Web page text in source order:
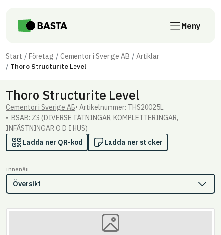
Meny
Start Företag Cementor i Sverige AB
Artiklar
Thoro Structurite Level
Thoro Structurite Level
Cementor i Sverige AB Artikel­nummer: THS20025L
BSAB: ZS (DIVERSE TÄTNINGAR, KOMPLETTERINGAR,
INFÄSTNINGAR O D I HUS)
Ladda ner QR-kod
Ladda ner sticker
Innehåll
Översikt